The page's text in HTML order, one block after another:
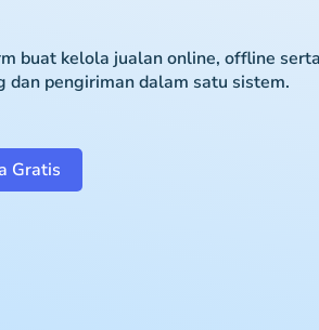
buat kelola jualan online, offline
dan pengiriman dalam satu sistem.
Gratis